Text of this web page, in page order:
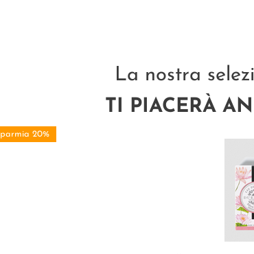
La nostra
TI PIACERÀ
20%